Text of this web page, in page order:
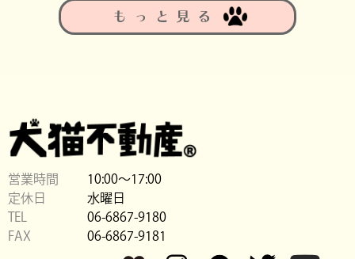
もっと見る
営業時間
10:00〜17:00
定休日
水曜日
TEL
06-6867-9180
FAX
06-6867-9181